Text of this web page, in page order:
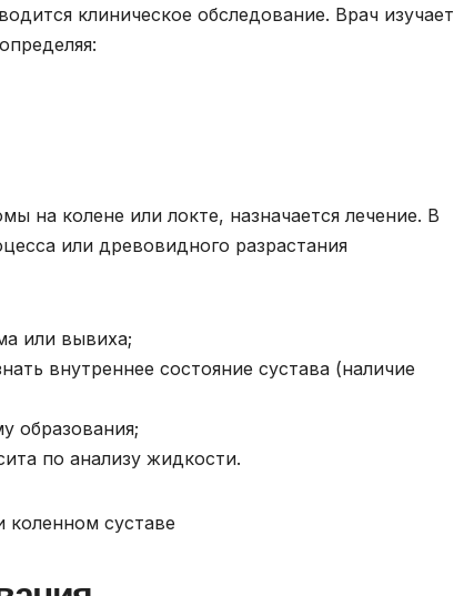
клиническое обследование. Врач изучает
на колене или локте, назначается лечение. В
или древовидного разрастания
или вывиха;
внутреннее состояние сустава (наличие
образования;
по анализу жидкости.